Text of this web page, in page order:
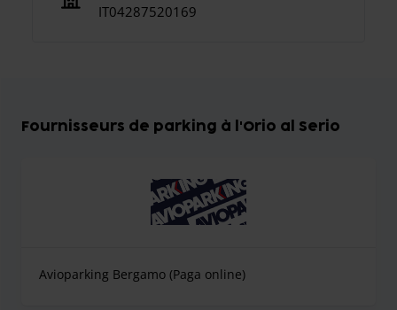
IT04287520169
Fournisseurs de parking à l'Orio al Serio
Avioparking Bergamo (Paga online)